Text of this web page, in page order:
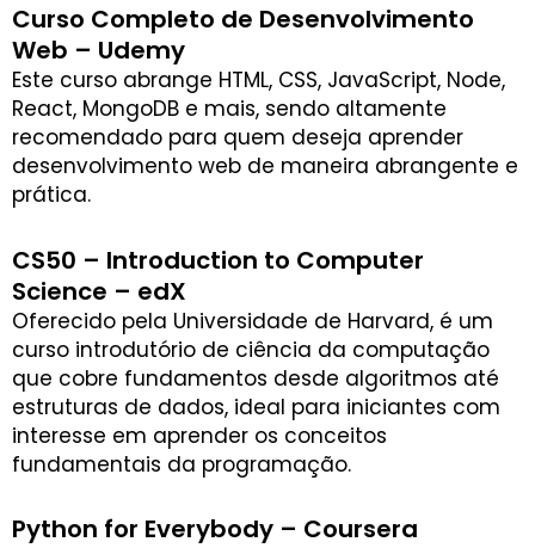
Curso Completo de Desenvolvimento
Web – Udemy
Este curso abrange HTML, CSS, JavaScript, Node,
React, MongoDB e mais, sendo altamente
recomendado para quem deseja aprender
desenvolvimento web de maneira abrangente e
prática.
CS50 – Introduction to Computer
Science – edX
Oferecido pela Universidade de Harvard, é um
curso introdutório de ciência da computação
que cobre fundamentos desde algoritmos até
estruturas de dados, ideal para iniciantes com
interesse em aprender os conceitos
fundamentais da programação.
Python for Everybody – Coursera